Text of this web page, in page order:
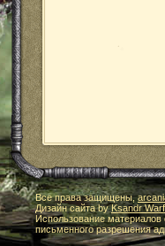
Все права защищены,
Дизайн сайта byKsandr
Использование материалов
письменного разрешения